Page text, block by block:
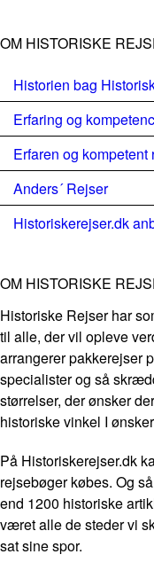
OM HISTORISKE
Historien bag
Erfaring og
Erfaren og kompetent
Anders´ Rejser
Historiskerejser.dk
OM HISTORISKE
Historiske Rejser har
til alle, der vil opleve
arrangerer pakkerejser
specialister og så
størrelser, der ønsker
historiske vinkel I
På Historiskerejser.dk
rejsebøger købes. Og
end 1200 historiske
været alle de steder vi
sat sine spor.